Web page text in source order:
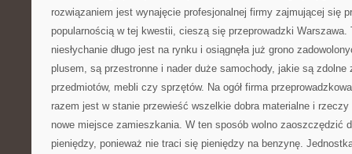
rozwiązaniem jest wynajęcie profesjonalnej firmy zajmującej się
popularnością w tej kwestii, cieszą się przeprowadzki Warszawa.
niesłychanie długo jest na rynku i osiągnęła już grono
plusem, są przestronne i nader duże samochody, jakie są zdolne
przedmiotów, mebli czy sprzętów. Na ogół firma
razem jest w stanie przewieść wszelkie dobra materialne i
nowe miejsce zamieszkania. W ten sposób wolno zaoszczędzić
pieniędzy, ponieważ nie traci się pieniędzy na benzynę.